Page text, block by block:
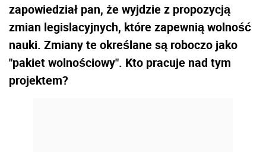
zapowiedział pan, że wyjdzie z propozycją
zmian legislacyjnych, które zapewnią wolność
nauki. Zmiany te określane są roboczo jako
"pakiet wolnościowy". Kto pracuje nad tym
projektem?